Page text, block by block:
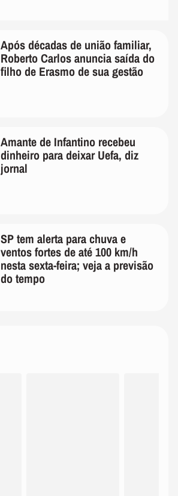
Após décadas de união familiar,
Roberto Carlos anuncia saída do
filho de Erasmo de sua gestão
Amante de Infantino recebeu
dinheiro para deixar Uefa, diz
jornal
SP tem alerta para chuva e
ventos fortes de até 100 km/h
nesta sexta-feira; veja a previsão
do tempo